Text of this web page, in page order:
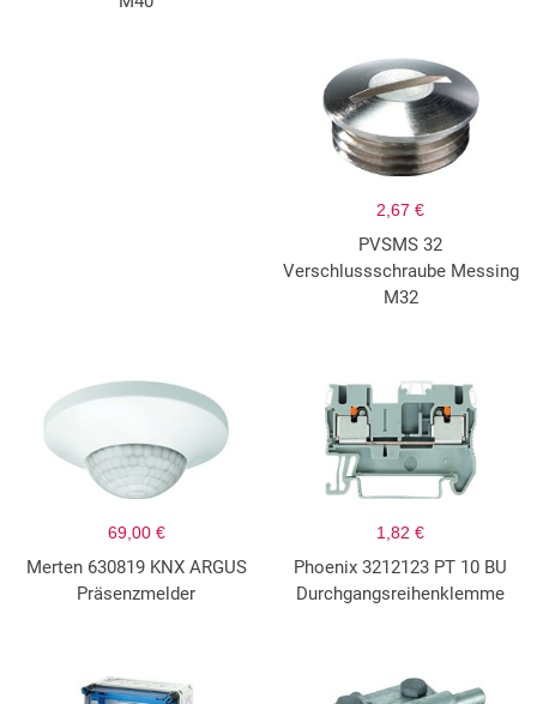
2,67 €
PVSMS 32
Verschlussschraube Messing
M32
69,00 €
Merten 630819 KNX ARGUS
Präsenzmelder
1,82 €
Phoenix 3212123 PT 10 BU
Durchgangsreihenklemme